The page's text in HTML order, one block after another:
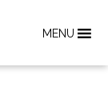
MENU